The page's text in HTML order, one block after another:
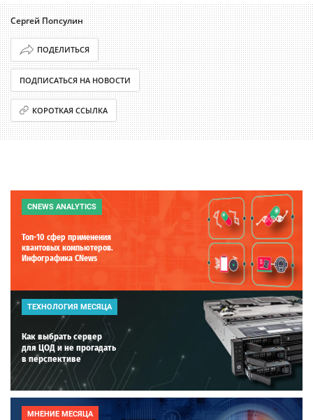
Сергей Попсулин
ПОДЕЛИТЬСЯ
ПОДПИСАТЬСЯ НА НОВОСТИ
КОРОТКАЯ ССЫЛКА
CNEWS ANALYTICS
Топ-10 сфер применения
квантовых компьютеров.
Инфографика CNews
ТЕХНОЛОГИЯ МЕСЯЦА
Как выбрать сервер
для ЦОД и не прогадать
в перспективе
МНЕНИЕ МЕСЯЦА